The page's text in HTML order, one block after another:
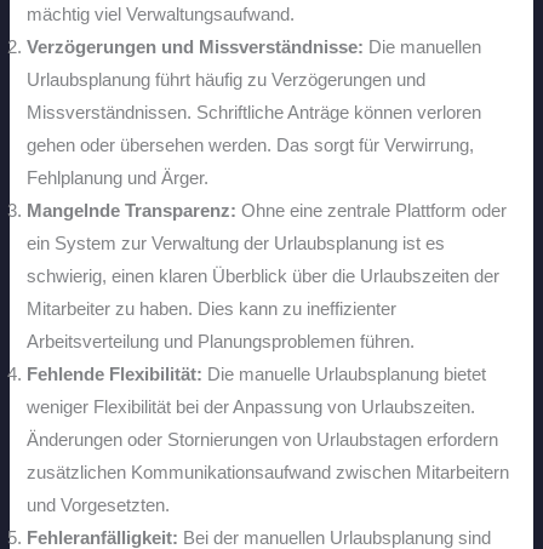
mächtig viel Verwaltungsaufwand.
Verzögerungen und Missverständnisse: Die manuellen
Urlaubsplanung führt häufig zu Verzögerungen und
Missverständnissen. Schriftliche Anträge können verloren
gehen oder übersehen werden. Das sorgt für Verwirrung,
Fehlplanung und Ärger.
Mangelnde Transparenz: Ohne eine zentrale Plattform oder
ein System zur Verwaltung der Urlaubsplanung ist es
schwierig, einen klaren Überblick über die Urlaubszeiten der
Mitarbeiter zu haben. Dies kann zu ineffizienter
Arbeitsverteilung und Planungsproblemen führen.
Fehlende Flexibilität: Die manuelle Urlaubsplanung bietet
weniger Flexibilität bei der Anpassung von Urlaubszeiten.
Änderungen oder Stornierungen von Urlaubstagen erfordern
zusätzlichen Kommunikationsaufwand zwischen Mitarbeitern
und Vorgesetzten.
Fehleranfälligkeit: Bei der manuellen Urlaubsplanung sind